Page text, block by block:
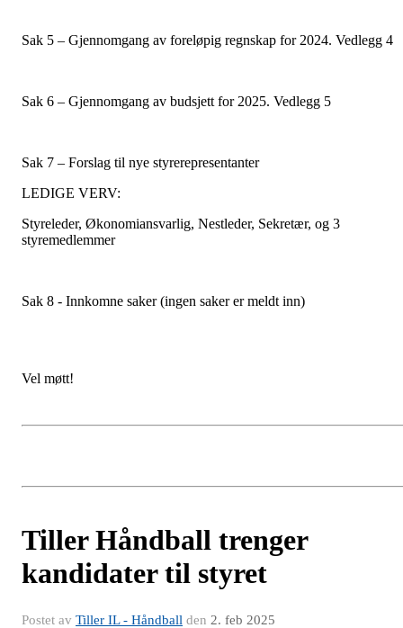
Sak 5 – Gjennomgang av foreløpig regnskap for 2024. Vedlegg 4
Sak 6 – Gjennomgang av budsjett for 2025. Vedlegg 5
Sak 7 – Forslag til nye styrerepresentanter
LEDIGE VERV:
Styreleder, Økonomiansvarlig, Nestleder, Sekretær, og 3
styremedlemmer
Sak 8 - Innkomne saker (ingen saker er meldt inn)
Vel møtt!
Tiller Håndball trenger
kandidater til styret
Postet av Tiller IL - Håndball den 2. feb 2025